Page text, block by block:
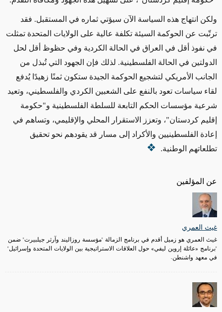
عن المؤلفين
غيث العمري
غيث العمري هو زميل أقدم في برنامج الزمالة "مؤسسة روزاليند وآرثر جيلبيرت" ضمن
"برنامج «عائلة إروين ليفي» حول العلاقات الاستراتيجية بين الولايات المتحدة وإسرائيل"
في معهد واشنطن.
ولكن انتهاج هذه السياسة الآن سيؤتي ثماره في المستقبل. فقد
ترتّبت عن الحوكمة السيئة تكلفة عالية على الولايات المتحدة تمثلت
في نفوذ أقل في العراق في الحالة الكردية وفي حظوظ أقل لحل
الدولتين في الحالة الفلسطينية. لذلك فإن الجهود التي تُبذل من
الجانب الأمريكي لتشجيع الحوكمة الجيدة ستكون ثمنًا زهيدًا يُدفع
لقاء سياسات تعود بالنفع على الشعبين الكردي والفلسطيني، وتعيد
شرعية مؤسسات الحكم التابعة للسلطة الفلسطينية و"حكومة
إقليم كردستان"، وتعزز الاستقرار المحلي والإقليمي، وتساهم في
إعادة الفلسطينيين والأكراد إلى مسار قد يقودهم نحو تحقيق
تطلعاتهم الوطنية.